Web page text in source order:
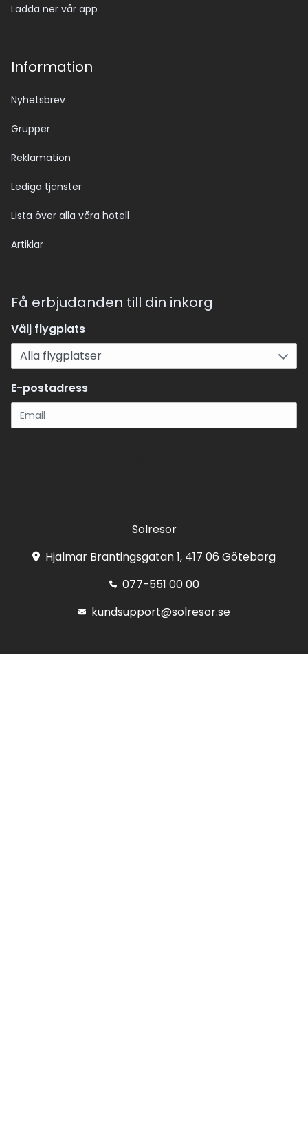
Ladda ner vår app
Information
Nyhetsbrev
Grupper
Reklamation
Lediga tjänster
Lista över alla våra hotell
Artiklar
Få erbjudanden till din inkorg
Välj flygplats
E-postadress
Solresor
Hjalmar Brantingsgatan 1, 417 06 Göteborg
077-551 00 00
kundsupport@solresor.se